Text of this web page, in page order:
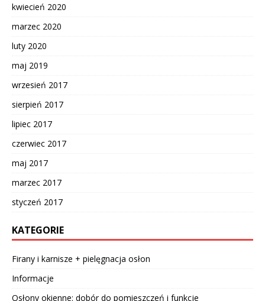
kwiecień 2020
marzec 2020
luty 2020
maj 2019
wrzesień 2017
sierpień 2017
lipiec 2017
czerwiec 2017
maj 2017
marzec 2017
styczeń 2017
KATEGORIE
Firany i karnisze + pielęgnacja osłon
Informacje
Osłony okienne: dobór do pomieszczeń i funkcje